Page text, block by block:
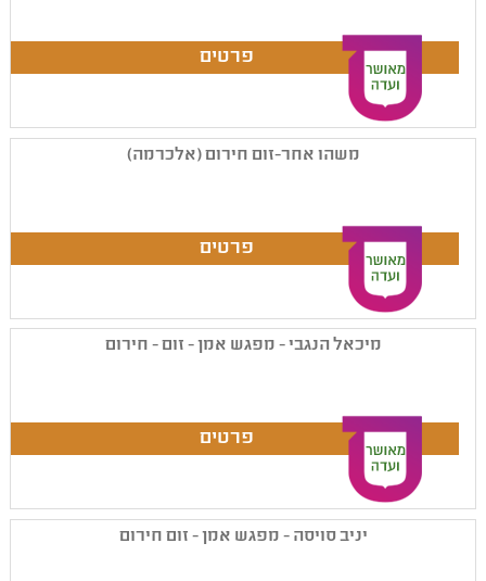
משהו אחר-זום חירום (אלכרמה)
מיכאל הנגבי - מפגש אמן - זום - חירום
יניב סויסה - מפגש אמן - זום חירום